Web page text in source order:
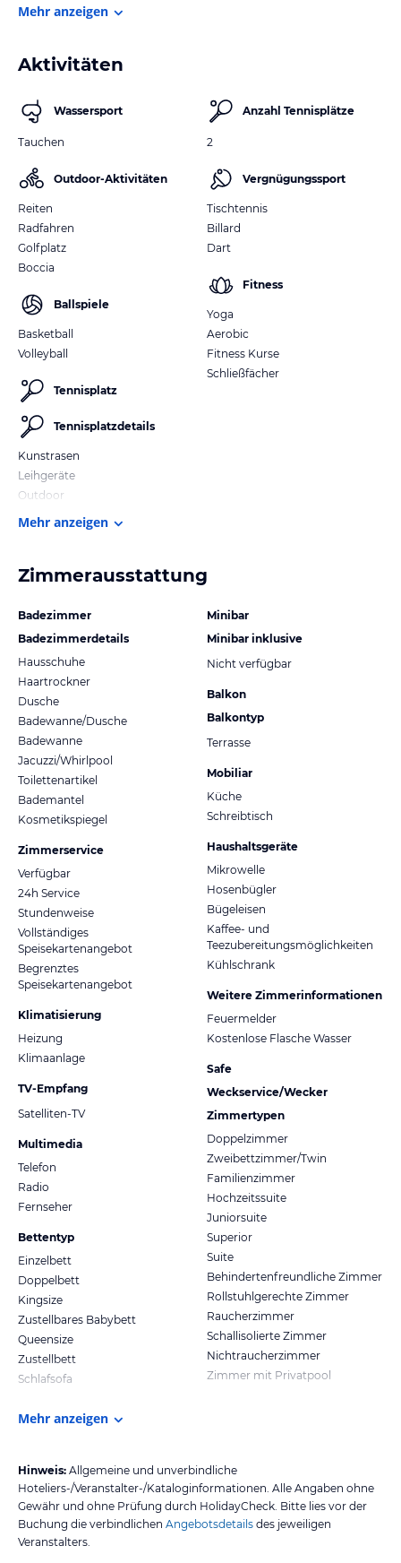
Mehr anzeigen
Aktivitäten
Wassersport
Tauchen
Outdoor-Aktivitäten
Reiten
Radfahren
Golfplatz
Boccia
Ballspiele
Basketball
Volleyball
Tennisplatz
Tennisplatzdetails
Kunstrasen
Leihgeräte
Outdoor
Anzahl Tennisplätze
2
Vergnügungssport
Tischtennis
Billard
Dart
Fitness
Yoga
Aerobic
Fitness Kurse
Schließfächer
Mehr anzeigen
Zimmerausstattung
Badezimmer
Badezimmerdetails
Hausschuhe
Haartrockner
Dusche
Badewanne/Dusche
Badewanne
Jacuzzi/Whirlpool
Toilettenartikel
Bademantel
Kosmetikspiegel
Zimmerservice
Verfügbar
24h Service
Stundenweise
Vollständiges
Speisekartenangebot
Begrenztes
Speisekartenangebot
Klimatisierung
Heizung
Klimaanlage
TV-Empfang
Satelliten-TV
Multimedia
Telefon
Radio
Fernseher
Bettentyp
Einzelbett
Doppelbett
Kingsize
Zustellbares Babybett
Queensize
Zustellbett
Schlafsofa
Minibar
Minibar inklusive
Nicht verfügbar
Balkon
Balkontyp
Terrasse
Mobiliar
Küche
Schreibtisch
Haushaltsgeräte
Mikrowelle
Hosenbügler
Bügeleisen
Kaffee- und
Teezubereitungsmöglichkeiten
Kühlschrank
Weitere Zimmerinformationen
Feuermelder
Kostenlose Flasche Wasser
Safe
Weckservice/Wecker
Zimmertypen
Doppelzimmer
Zweibettzimmer/Twin
Familienzimmer
Hochzeitssuite
Juniorsuite
Superior
Suite
Behindertenfreundliche Zimmer
Rollstuhlgerechte Zimmer
Raucherzimmer
Schallisolierte Zimmer
Nichtraucherzimmer
Zimmer mit Privatpool
Mehr anzeigen
Hinweis: Allgemeine und unverbindliche
Hoteliers-/Veranstalter-/Kataloginformationen. Alle Angaben ohne
Gewähr und ohne Prüfung durch HolidayCheck. Bitte lies vor der
Buchung die verbindlichen Angebotsdetails des jeweiligen
Veranstalters.